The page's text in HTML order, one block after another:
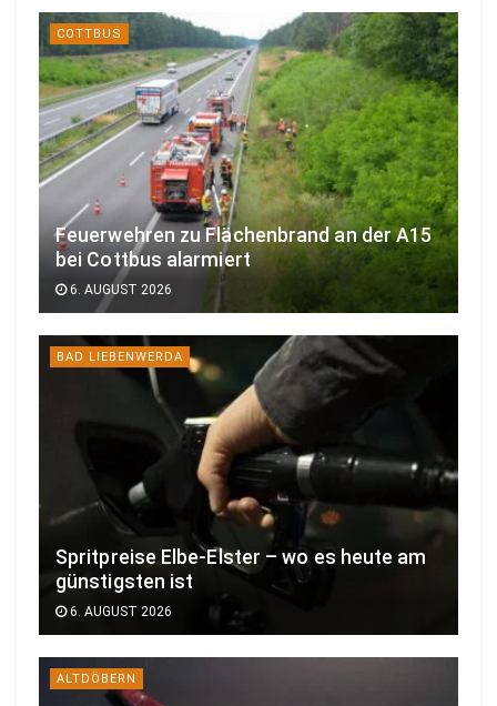
COTTBUS
Feuerwehren zu Flächenbrand an der A15
bei Cottbus alarmiert
6. AUGUST 2026
BAD LIEBENWERDA
Spritpreise Elbe-Elster – wo es heute am
günstigsten ist
6. AUGUST 2026
ALTDÖBERN